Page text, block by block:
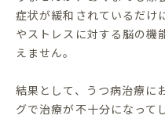
症状が緩和されているだけ
やストレスに対する脳の機
えません。
結果として、うつ病治療に
グで治療が不十分になって